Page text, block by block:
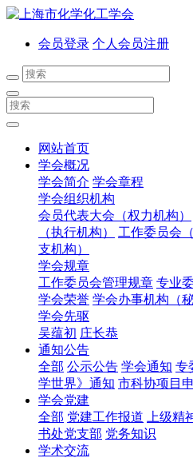
会员登录 个人会员注册
网站首页
学会概况
学会简介 学会章程
学会组织机构
会员代表大会（权力机构）
（执行机构）
工作委员会
支机构）
学会规章
工作委员会管理规章 专业
学会荣誉 学会办事机构（秘
学会先驱
吴蕴初 庄长恭
通知公告
全部 公示公告 学会通知 专
学世界》通知 市科协项目
学会党建
全部 党建工作报道 上级精
书处党支部 党务知识
学术交流